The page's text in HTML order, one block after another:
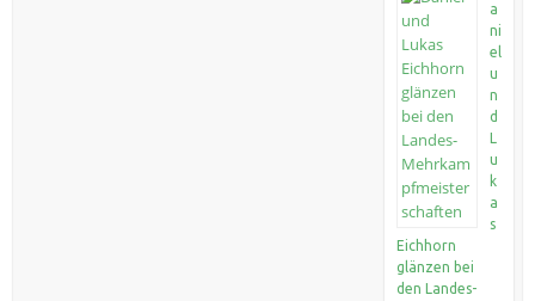
a
ni
el
u
n
d
u
k
a
s
Eichhorn
glänzen bei
den Landes-